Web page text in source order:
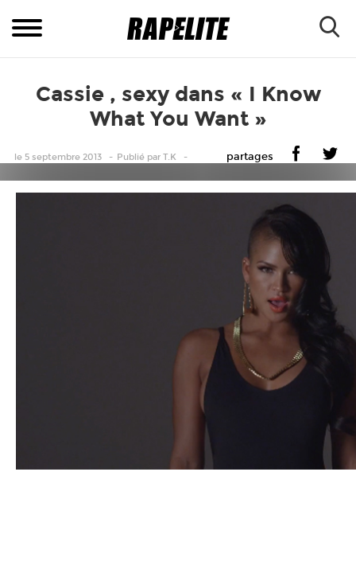
Cassie , sexy dans « I Know
What You Want »
le 5 septembre 2013 Publié par T.K partages